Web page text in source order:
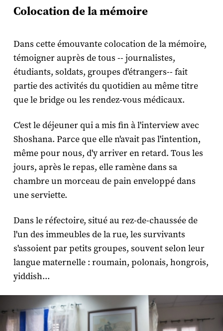
Colocation de la mémoire
Dans cette émouvante colocation de la mémoire,
témoigner auprès de tous -- journalistes,
étudiants, soldats, groupes d'étrangers-- fait
partie des activités du quotidien au même titre
que le bridge ou les rendez-vous médicaux.
C'est le déjeuner qui a mis fin à l'interview avec
Shoshana. Parce que elle n'avait pas l'intention,
même pour nous, d'y arriver en retard. Tous les
jours, après le repas, elle ramène dans sa
chambre un morceau de pain enveloppé dans
une serviette.
Dans le réfectoire, situé au rez-de-chaussée de
l'un des immeubles de la rue, les survivants
s'assoient par petits groupes, souvent selon leur
langue maternelle : roumain, polonais, hongrois,
yiddish...